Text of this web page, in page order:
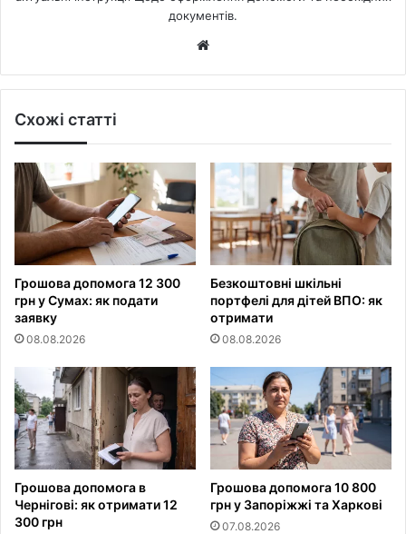
документів.
Схожі статті
Грошова допомога 12 300
грн у Сумах: як подати
заявку
08.08.2026
Безкоштовні шкільні
портфелі для дітей ВПО: як
отримати
08.08.2026
Грошова допомога в
Чернігові: як отримати 12
300 грн
Грошова допомога 10 800
грн у Запоріжжі та Харкові
07.08.2026